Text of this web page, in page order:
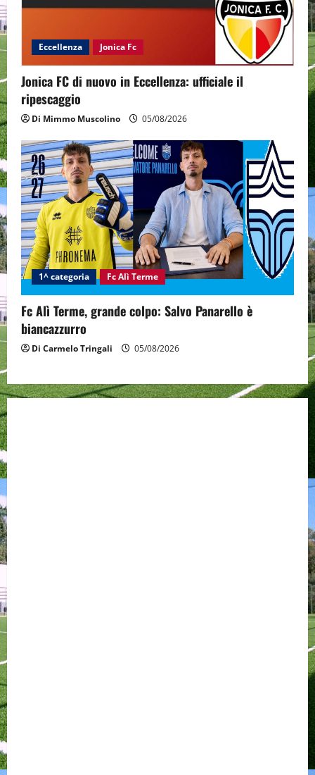
Eccellenza Jonica Fc
Jonica FC di nuovo in Eccellenza: ufficiale il
ripescaggio
Di Mimmo Muscolino 05/08/2026
1^ categoria Fc Alì Terme
Fc Alì Terme, grande colpo: Salvo Panarello è
biancazzurro
Di Carmelo Tringali 05/08/2026